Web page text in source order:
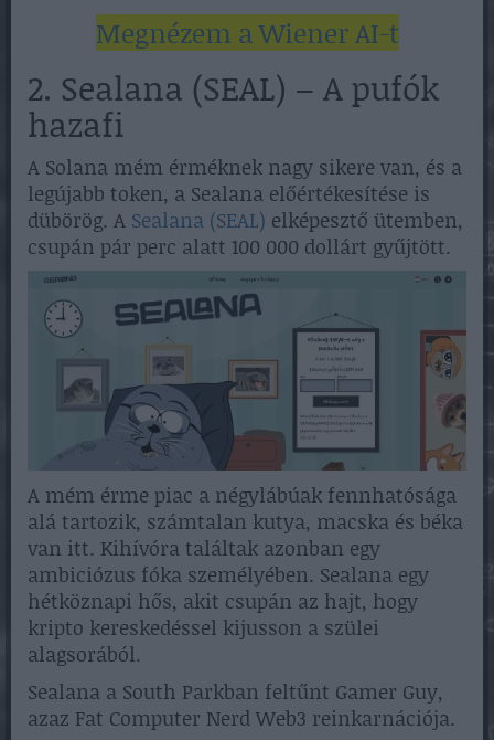
Megnézem a Wiener AI-t
2. Sealana (SEAL) – A pufók
hazafi
A Solana mém érméknek nagy sikere van, és a
legújabb token, a Sealana előértékesítése is
dübörög. A Sealana (SEAL) elképesztő ütemben,
csupán pár perc alatt 100 000 dollárt gyűjtött.
A mém érme piac a négylábúak fennhatósága
alá tartozik, számtalan kutya, macska és béka
van itt. Kihívóra találtak azonban egy
ambiciózus fóka személyében. Sealana egy
hétköznapi hős, akit csupán az hajt, hogy
kripto kereskedéssel kijusson a szülei
alagsorából.
Sealana a South Parkban feltűnt Gamer Guy,
azaz Fat Computer Nerd Web3 reinkarnációja.